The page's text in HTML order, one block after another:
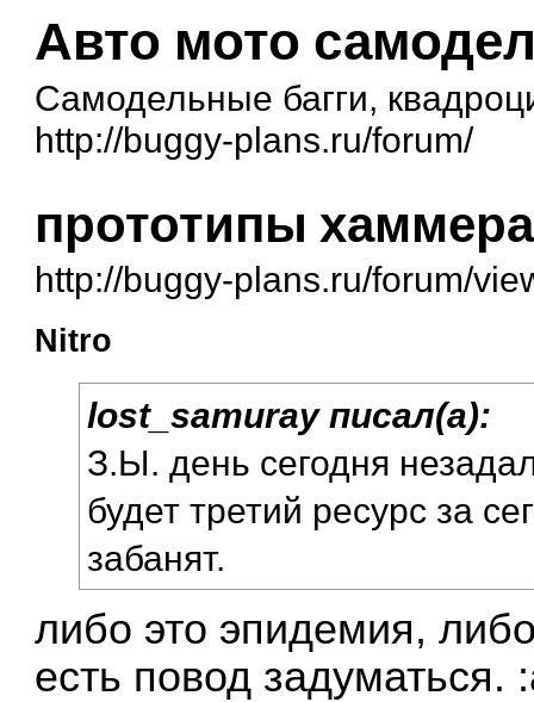
Авто мото
Самодельные багги,
http://buggy-plans.ru/forum/
прототипы хаммера
http://buggy-plans.ru/forum/
Nitro
lost_samuray писал(а):
З.Ы. день сегодня
будет третий ресурс за
забанят.
либо это эпидемия,
есть повод задуматься.